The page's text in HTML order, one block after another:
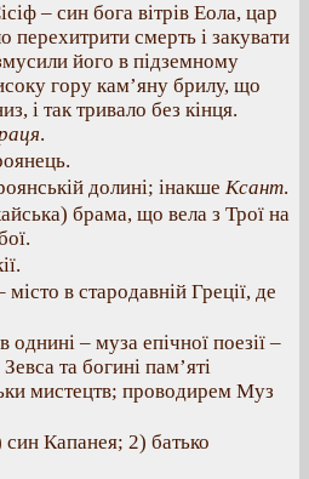
– син бога вітрів Еола, цар
смерть і закувати
його в підземному
гору кам’яну брилу, що
і так тривало без кінця.
.
долині; інакше Ксант.
брама, що вела з Трої на
в стародавній Греції, де
– муза епічної поезії –
та богині пам’яті
мистецтв; проводирем Муз
Капанея; 2) батько